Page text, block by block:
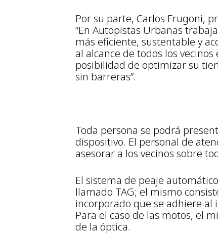
Por su parte, Carlos Frugoni,
“En Autopistas Urbanas
más eficiente, sustentable y
al alcance de todos los
posibilidad de optimizar su
sin barreras”.
Toda persona se podrá
dispositivo. El personal de
asesorar a los vecinos sobre
El sistema de peaje
llamado TAG; el mismo
incorporado que se adhiere
Para el caso de las motos, el
de la óptica.